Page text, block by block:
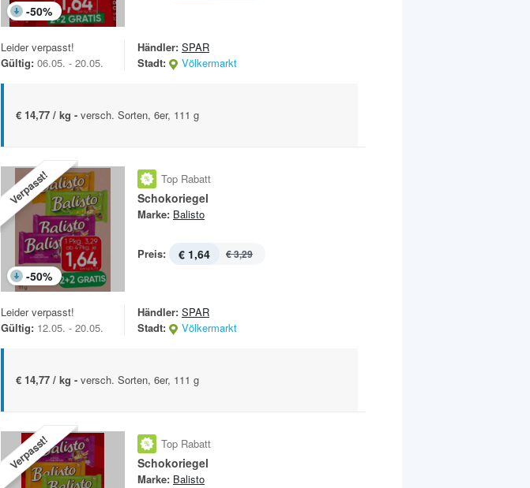
-50%
Leider verpasst!
Gültig: 06.05. - 20.05.
Händler: SPAR
Stadt:
Völkermarkt
€ 14,77 / kg - versch. Sorten, 6er, 111 g
Verpasst!
-50%
Top Rabatt
Schokoriegel
Marke: Balisto
Preis: € 1,64 € 3,29
Leider verpasst!
Gültig: 12.05. - 20.05.
Händler: SPAR
Stadt:
Völkermarkt
€ 14,77 / kg - versch. Sorten, 6er, 111 g
Verpasst! Top Rabatt
Schokoriegel
Marke: Balisto